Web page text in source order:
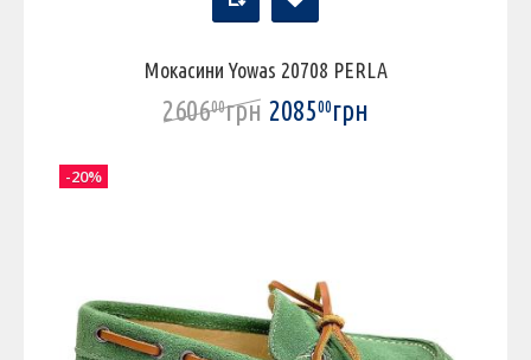
Мокасини Yowas 20708 PERLA
260600грн 208500грн
-20%